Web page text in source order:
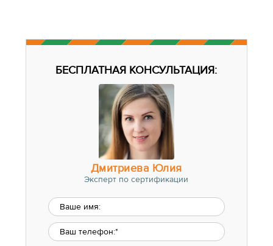
БЕСПЛАТНАЯ КОНСУЛЬТАЦИЯ:
Дмитриева Юлия
Эксперт по сертификации